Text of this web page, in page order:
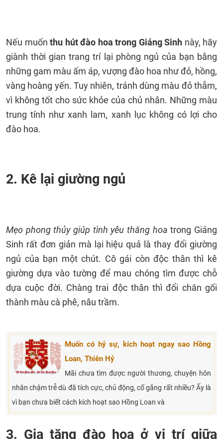
Nếu muốn thu hút đào hoa trong Giáng Sinh này, hãy
giành thời gian trang trí lại phòng ngủ của bạn bằng
những gam màu ấm áp, vượng đào hoa như đỏ, hồng,
vàng hoàng yến. Tuy nhiên, tránh dùng màu đỏ thẫm,
vì không tốt cho sức khỏe của chủ nhân. Những màu
trung tính như xanh lam, xanh lục không có lợi cho
đào hoa.
2. Kê lại giường ngủ
Mẹo phong thủy giúp tình yêu thăng hoa trong Giáng
Sinh rất đơn giản mà lại hiệu quả là thay đổi giường
ngủ của bạn một chút. Cô gái còn độc thân thì kê
giường dựa vào tường để mau chóng tìm được chỗ
dựa cuộc đời. Chàng trai độc thân thì đổi chăn gối
thành màu cà phê, nâu trầm.
Muốn có hỷ sự, kích hoạt ngay sao Hồng
Loan, Thiên Hỷ
Mãi chưa tìm được người thương, chuyện hôn
nhân chậm trễ dù đã tích cực, chủ động, cố gắng rất nhiều? Ấy là
vì bạn chưa biết cách kích hoạt sao Hồng Loan và
3. Gia tăng đào hoa ở vị trí giữa